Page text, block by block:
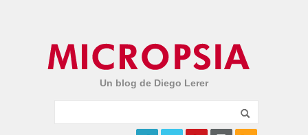
Un blog de Diego Lerer